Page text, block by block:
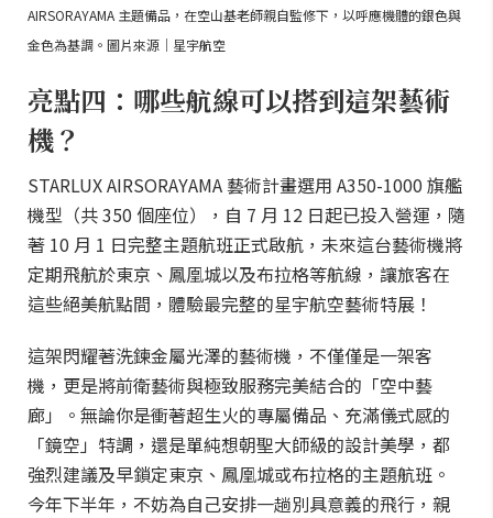
AIRSORAYAMA 主題備品，在空山基老師親自監修下，以呼應機體的銀色與
金色為基調。圖片來源｜星宇航空
亮點四：哪些航線可以搭到這架藝術
機？
STARLUX AIRSORAYAMA 藝術計畫選用 A350-1000 旗艦
機型（共 350 個座位），自 7 月 12 日起已投入營運，隨
著 10 月 1 日完整主題航班正式啟航，未來這台藝術機將
定期飛航於東京、鳳凰城以及布拉格等航線，讓旅客在
這些絕美航點間，體驗最完整的星宇航空藝術特展！
這架閃耀著洗鍊金屬光澤的藝術機，不僅僅是一架客
機，更是將前衛藝術與極致服務完美結合的「空中藝
廊」。無論你是衝著超生火的專屬備品、充滿儀式感的
「鏡空」特調，還是單純想朝聖大師級的設計美學，都
強烈建議及早鎖定東京、鳳凰城或布拉格的主題航班。
今年下半年，不妨為自己安排一趟別具意義的飛行，親